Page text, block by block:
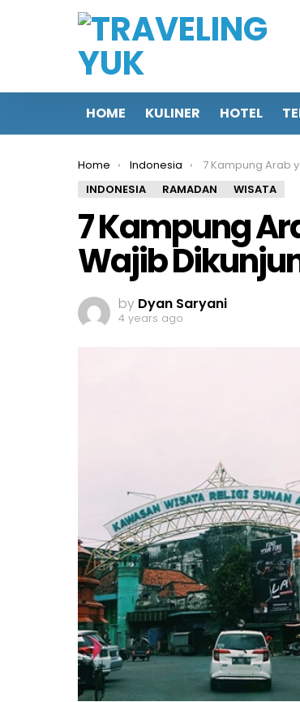
HOME KULINER HOTEL
You are here:
Home Indonesia
7 Kampung Arab yang Ada di
INDONESIA
RAMADAN WISATA
7 Kampung
Wajib
by Dyan Saryani
4 years ago